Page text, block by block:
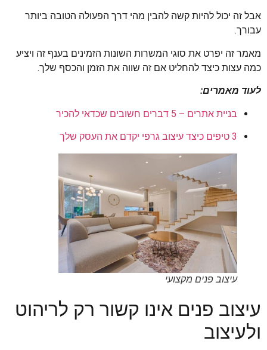
אבל זה יכול להיות קשה להבין מהי דרך הפעולה הטובה ביותר
עבורך.
מאמר זה יפרט את סוגי המשרות השונות הזמינים בענף זה ויציע
כמה עצות כיצד להחליט אם זה שווה את הזמן והכסף שלך.
לעוד מאמרים:
בניית אתרים – 5 דברים חשובים שכדאי להכיר
3 טיפים כיצד עיצוב גרפי יקדם את העסק שלך
עיצוב פנים מקצועי
עיצוב פנים אינו קשור רק לריהוט
ולעיצוב